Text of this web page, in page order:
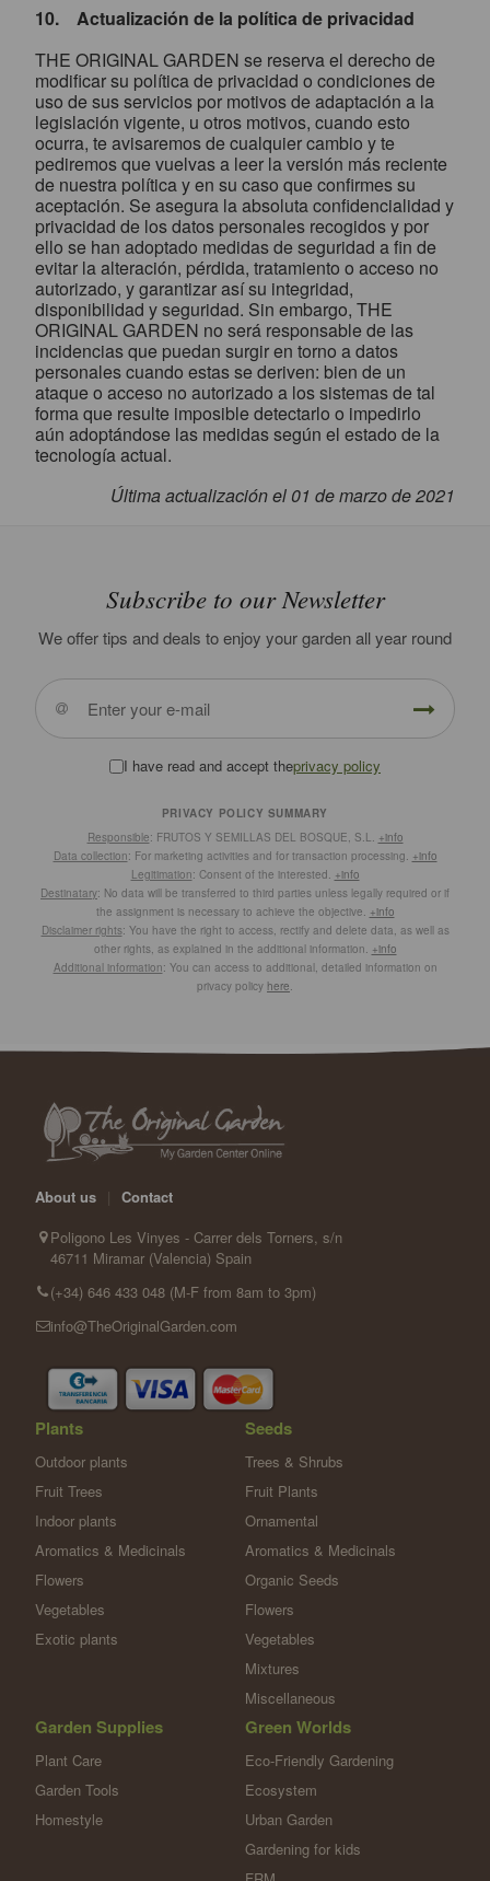
10. Actualización de la política de privacidad
THE ORIGINAL GARDEN se reserva el derecho de
modificar su política de privacidad o condiciones de
uso de sus servicios por motivos de adaptación a la
legislación vigente, u otros motivos, cuando esto
ocurra, te avisaremos de cualquier cambio y te
pediremos que vuelvas a leer la versión más reciente
de nuestra política y en su caso que confirmes su
aceptación. Se asegura la absoluta confidencialidad y
privacidad de los datos personales recogidos y por
ello se han adoptado medidas de seguridad a fin de
evitar la alteración, pérdida, tratamiento o acceso no
autorizado, y garantizar así su integridad,
disponibilidad y seguridad. Sin embargo, THE
ORIGINAL GARDEN no será responsable de las
incidencias que puedan surgir en torno a datos
personales cuando estas se deriven: bien de un
ataque o acceso no autorizado a los sistemas de tal
forma que resulte imposible detectarlo o impedirlo
aún adoptándose las medidas según el estado de la
tecnología actual.
Última actualización el 01 de marzo de 2021
Subscribe to our Newsletter
We offer tips and deals to enjoy your garden all year round
I have read and accept theprivacy policy
PRIVACY POLICY SUMMARY
Responsible: FRUTOS Y SEMILLAS DEL BOSQUE, S.L.
+info
Data collection: For marketing activities and for transaction processing. +info
Legitimation: Consent of the interested. +info
Destinatary: No data will be transferred to third parties unless legally required or if
the assignment is necessary to achieve the objective. +info
Disclaimer rights: You have the right to access, rectify and delete data, as well as
other rights, as explained in the additional information. +info
Additional information: You can access to additional, detailed information on
privacy policy here
About us
Contact
Poligono Les Vinyes - Carrer dels Torners, s/n
46711 Miramar (Valencia) Spain
(+34) 646 433 048 (M-F from 8am to 3pm)
info@TheOriginalGarden.com
Plants
Outdoor plants
Fruit Trees
Indoor plants
Aromatics & Medicinals
Flowers
Vegetables
Exotic plants
Seeds
Trees & Shrubs
Fruit Plants
Ornamental
Aromatics & Medicinals
Organic Seeds
Flowers
Vegetables
Mixtures
Miscellaneous
Garden Supplies
Plant Care
Garden Tools
Homestyle
Green Worlds
Eco-Friendly Gardening
Ecosystem
Urban Garden
Gardening for kids